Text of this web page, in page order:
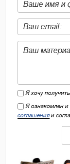
Я хочу
Я ознакомлен
соглашения и